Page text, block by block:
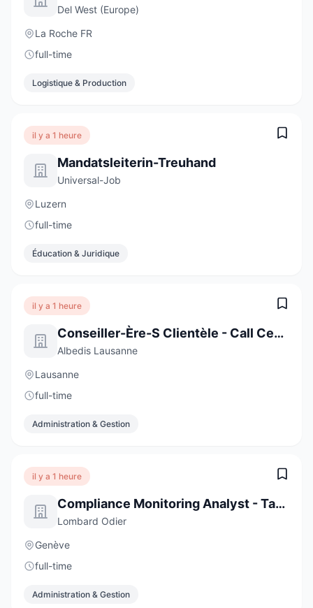
Del West (Europe)
La Roche FR
full-time
Logistique & Production
il y a 1 heure
Mandatsleiterin-Treuhand
Universal-Job
Luzern
full-time
Éducation & Juridique
il y a 1 heure
Conseiller-Ère-S Clientèle - Call Center
Albedis Lausanne
Lausanne
full-time
Administration & Gestion
il y a 1 heure
Compliance Monitoring Analyst - Task Force (6-Month Contract)
Lombard Odier
Genève
full-time
Administration & Gestion